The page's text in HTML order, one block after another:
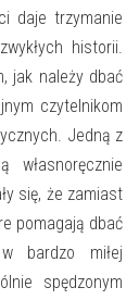
daje trzymanie
historii.
jak należy dbać
czytelnikom
Jedną z
własnoręcznie
się, że zamiast
pomagają dbać
bardzo miłej
spędzonym